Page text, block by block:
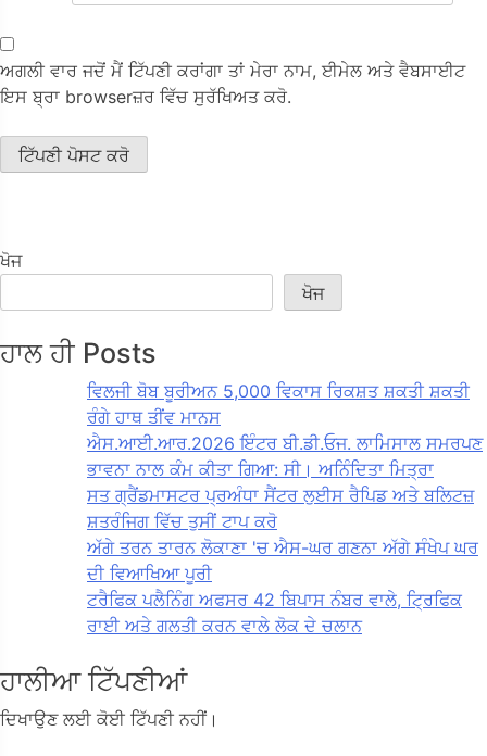
ਅਗਲੀ ਵਾਰ ਜਦੋਂ ਮੈਂ ਟਿੱਪਣੀ ਕਰਾਂਗਾ ਤਾਂ ਮੇਰਾ ਨਾਮ, ਈਮੇਲ ਅਤੇ ਵੈਬਸਾਈਟ
ਇਸ ਬ੍ਰਾ browserਜ਼ਰ ਵਿੱਚ ਸੁਰੱਖਿਅਤ ਕਰੋ.
ਖੋਜ
ਖੋਜ
ਹਾਲ ਹੀ Posts
ਵਿਲਜੀ ਬੋਬ ਬੂਰੀਅਨ 5,000 ਵਿਕਾਸ ਰਿਕਸ਼ਤ ਸ਼ਕਤੀ ਸ਼ਕਤੀ
ਰੰਗੇ ਹਾਥ ਤੀਂਵ ਮਾਨਸ
ਐਸ.ਆਈ.ਆਰ.2026 ਇੰਟਰ ਬੀ.ਡੀ.ਓਜ. ਲਾਮਿਸਾਲ ਸਮਰਪਣ
ਭਾਵਨਾ ਨਾਲ ਕੰਮ ਕੀਤਾ ਗਿਆ: ਸੀ। ਅਨਿੰਦਿਤਾ ਮਿਤ੍ਰਾ
ਸਤ ਗ੍ਰੈਂਡਮਾਸਟਰ ਪ੍ਰਅੰਧਾ ਸੈਂਟਰ ਲੁਈਸ ਰੈਪਿਡ ਅਤੇ ਬਲਿਟਜ਼
ਸ਼ਤਰੰਜਿਗ ਵਿੱਚ ਤੁਸੀਂ ਟਾਪ ਕਰੋ
ਅੱਗੇ ਤਰਨ ਤਾਰਨ ਲੋਕਾਣਾ 'ਚ ਐਸ-ਘਰ ਗਣਨਾ ਅੱਗੇ ਸੰਖੇਪ ਘਰ
ਦੀ ਵਿਆਖਿਆ ਪੂਰੀ
ਟਰੈਫਿਕ ਪਲੈਨਿੰਗ ਅਫਸਰ 42 ਬਿਪਾਸ ਨੰਬਰ ਵਾਲੇ, ਟ੍ਰਿਫਿਕ
ਰਾਈ ਅਤੇ ਗਲਤੀ ਕਰਨ ਵਾਲੇ ਲੋਕ ਦੇ ਚਲਾਨ
ਹਾਲੀਆ ਟਿੱਪਣੀਆਂ
ਦਿਖਾਉਣ ਲਈ ਕੋਈ ਟਿੱਪਣੀ ਨਹੀਂ।